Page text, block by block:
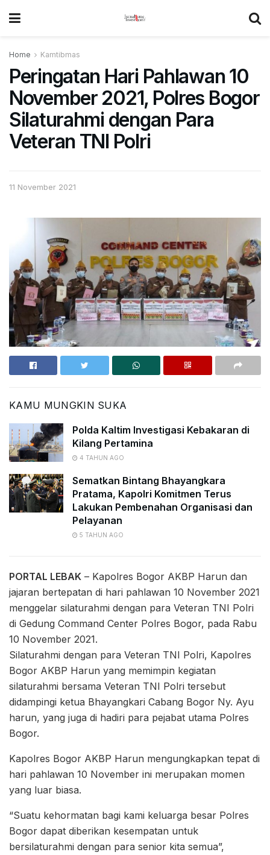
Home Kamtibmas
Peringatan Hari Pahlawan 10
November 2021, Polres Bogor
Silaturahmi dengan Para
Veteran TNI Polri
11 November 2021
KAMU MUNGKIN SUKA
Polda Kaltim Investigasi Kebakaran di
Kilang Pertamina
4 TAHUN AGO
Sematkan Bintang Bhayangkara
Pratama, Kapolri Komitmen Terus
Lakukan Pembenahan Organisasi dan
Pelayanan
5 TAHUN AGO
PORTAL LEBAK – Kapolres Bogor AKBP Harun dan
jajaran bertepatan di hari pahlawan 10 November 2021
menggelar silaturahmi dengan para Veteran TNI Polri
di Gedung Command Center Polres Bogor, pada Rabu
10 November 2021.
Silaturahmi dengan para Veteran TNI Polri, Kapolres
Bogor AKBP Harun yang memimpin kegiatan
silaturahmi bersama Veteran TNI Polri tersebut
didampingi ketua Bhayangkari Cabang Bogor Ny. Ayu
harun, yang juga di hadiri para pejabat utama Polres
Bogor.
Kapolres Bogor AKBP Harun mengungkapkan tepat di
hari pahlawan 10 November ini merupakan momen
yang luar biasa.
“Suatu kehormatan bagi kami keluarga besar Polres
Bogor dapat diberikan kesempatan untuk
bersilaturahmi dengan para senior kita semua”,